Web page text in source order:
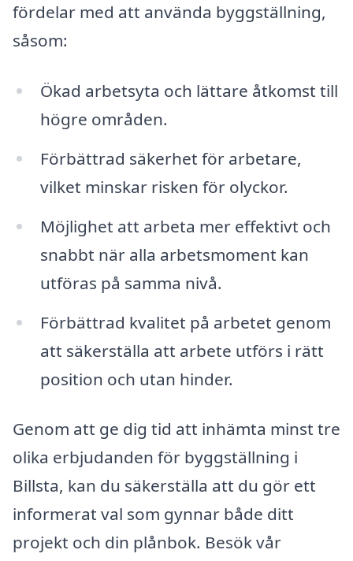
fördelar med att använda byggställning,
såsom:
Ökad arbetsyta och lättare åtkomst till
högre områden.
Förbättrad säkerhet för arbetare,
vilket minskar risken för olyckor.
Möjlighet att arbeta mer effektivt och
snabbt när alla arbetsmoment kan
utföras på samma nivå.
Förbättrad kvalitet på arbetet genom
att säkerställa att arbete utförs i rätt
position och utan hinder.
Genom att ge dig tid att inhämta minst tre
olika erbjudanden för byggställning i
Billsta, kan du säkerställa att du gör ett
informerat val som gynnar både ditt
projekt och din plånbok. Besök vår